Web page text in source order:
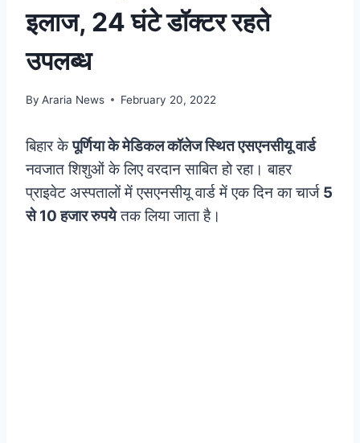
इलाज, 24 घंटे डॉक्टर रहते
उपलब्ध
By Araria News February 20, 2022
बिहार केपूर्णिया के मेडिकल कॉलेज स्थित एसएनसीयू वार्ड
नवजात शिशुओं के लिए वरदान साबित हो रहा। बाहर
प्राइवेट अस्पतालों में एसएनसीयू वार्ड में एक दिन का चार्ज 5
से 10 हजार रुपयेतक लिया जाता है।